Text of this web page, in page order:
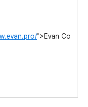
">Evan Co